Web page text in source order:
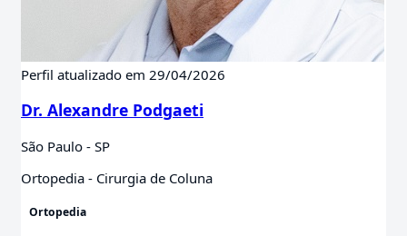
Perfil atualizado em 29/04/2026
Dr. Alexandre Podgaeti
São Paulo - SP
Ortopedia - Cirurgia de Coluna
Ortopedia